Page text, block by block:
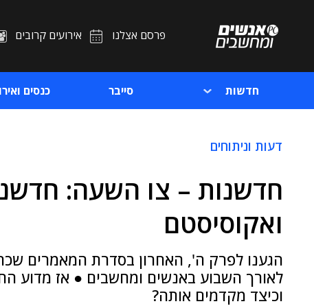
פרסם אצלנו אירועים קרובים
חדשות סייבר כנסים
דעות וניתוחים
חדשנות – צו השעה:
ואקוסיסטם
הגענו לפרק ה', האחרון בסדרת המאמרים
לאורך השבוע באנשים ומחשבים ● אז מדוע
וכיצד מקדמים אותה?